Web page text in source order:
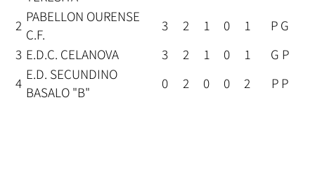
2
PABELLON OURENSE
C.F.
3 2 1 0 1
P G
3 E.D.C. CELANOVA 3 2 1 0 1
G P
4
E.D. SECUNDINO
BASALO "B"
0 2 0 0 2 P P